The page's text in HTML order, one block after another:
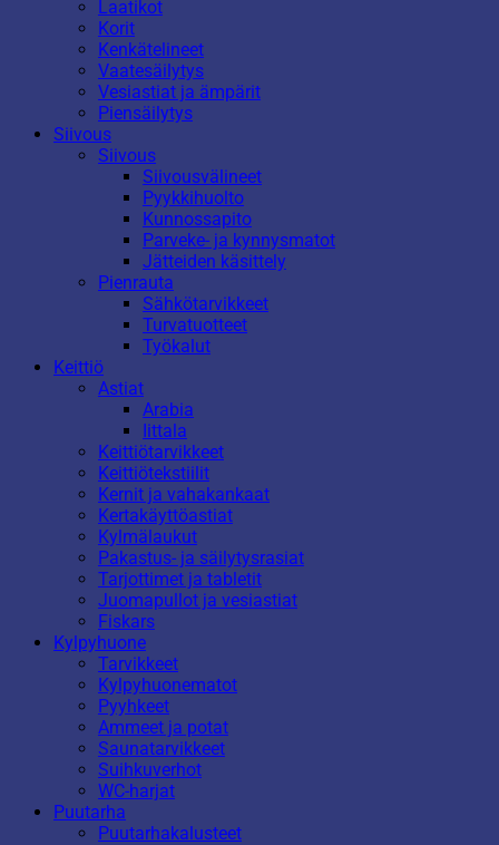
Laatikot
Korit
Kenkätelineet
Vaatesäilytys
Vesiastiat ja ämpärit
Piensäilytys
Siivous
Siivous
Siivousvälineet
Pyykkihuolto
Kunnossapito
Parveke- ja kynnysmatot
Jätteiden käsittely
Pienrauta
Sähkötarvikkeet
Turvatuotteet
Työkalut
Keittiö
Astiat
Arabia
Iittala
Keittiötarvikkeet
Keittiötekstiilit
Kernit ja vahakankaat
Kertakäyttöastiat
Kylmälaukut
Pakastus- ja säilytysrasiat
Tarjottimet ja tabletit
Juomapullot ja vesiastiat
Fiskars
Kylpyhuone
Tarvikkeet
Kylpyhuonematot
Pyyhkeet
Ammeet ja potat
Saunatarvikkeet
Suihkuverhot
WC-harjat
Puutarha
Puutarhakalusteet